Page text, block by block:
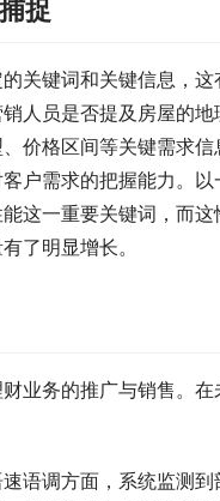
捉
关键词和关键信息，
人员是否提及房屋的
价格区间等关键需求
户需求的把握能力。
这一重要关键词，而
了明显增长。
业务的推广与销售。
语调方面，系统监测